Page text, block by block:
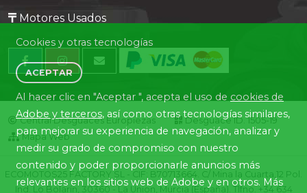
Motores Usados
Central Desguaces Europiezas
Desguace ID. 1505-19
Mapa Web
ECOMOTOS25 FACTORY SL - CIF: B70713664. C/ Mina la Cuarta,12 Pol.
Ind. Lo Bolarín, 30360 - La Union, Murcia (España). Tlfno. +34 634
Cookies y otras tecnologías
ACEPTAR
Al hacer clic en "Aceptar ", acepta el uso de cookies de
Adobe y terceros, así como otras tecnologías similares,
para mejorar su experiencia de navegación, analizar y
medir su grado de compromiso con nuestro
contenido y poder proporcionarle anuncios más
relevantes en los sitios web de Adobe y en otros. Más